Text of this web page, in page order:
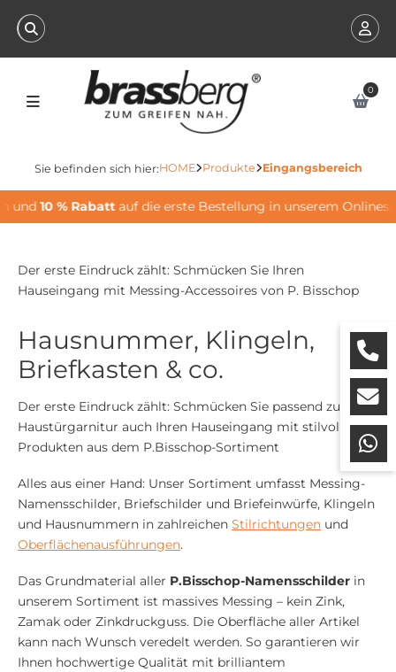
0
Sie befinden sich hier:HOME Produkte Eingangsbereich
und10 % Rabattauf die erste Bestellung in unserem
Der erste Eindruck zählt: Schmücken Sie Ihren
Hauseingang mit Messing-Accessoires von P. Bisschop
Hausnummer, Klingeln,
Briefkasten & co.
Der erste Eindruck zählt: Schmücken Sie passend zu Ihrer
Haustürgarnitur auch Ihren Hauseingang mit stilvollen
Produkten aus dem P.Bisschop-Sortiment
Alles aus einer Hand: Unser Sortiment umfasst Messing-
Namensschilder, Briefschilder und Briefeinwürfe, Klingeln
und Hausnummern in zahlreichen Stilrichtungen und
Oberflächenausführungen.
Das Grundmaterial aller P.Bisschop-Namensschilder in
unserem Sortiment ist massives Messing – kein Zink,
Zamak oder Zinkdruckguss. Die Oberfläche aller Artikel
kann nach Wunsch veredelt werden. So garantieren wir
Ihnen hochwertige Qualität mit brilliantem